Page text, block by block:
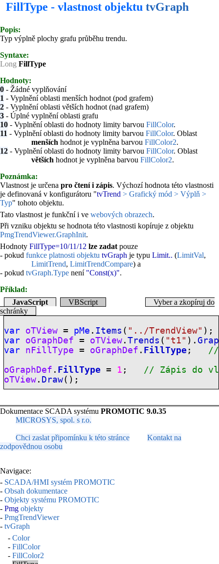
FillType - vlastnost objektu tvGraph
Popis:
Typ výplně plochy grafu průběhu trendu.
Syntaxe:
Long FillType
Hodnoty:
0 - Žádné vyplňování
1 - Vyplnění oblasti menších hodnot (pod grafem)
2 - Vyplnění oblasti větších hodnot (nad grafem)
3 - Úplné vyplnění oblasti grafu
10 - Vyplnění oblasti do hodnoty limity barvou FillColor.
11 - Vyplnění oblasti do hodnoty limity barvou FillColor. Oblast
menších hodnot je vyplněna barvou FillColor2.
12 - Vyplnění oblasti do hodnoty limity barvou FillColor. Oblast
větších hodnot je vyplněna barvou FillColor2.
Poznámka:
Vlastnost je určena pro čtení i zápis. Výchozí hodnota této vlastnosti
je definovaná v konfigurátoru "tvTrend > Grafický mód > Výplň >
Typ" tohoto objektu.
Tato vlastnost je funkční i ve webových obrazech.
Při vzniku objektu se hodnota této vlastnosti kopíruje z objektu
PmgTrendViewer.GraphInit.
Hodnoty FillType=10/11/12 lze zadat pouze
- pokud funkce platnosti objektu tvGraph je typu Limit.. (LimitVal,
LimitTrend, LimitTrendCompare) a
- pokud tvGraph.Type není "Const(x)".
Příklad:
JavaScript
VBScript
Vyber a zkopíruj do
schránky
var oTView = pMe . Items ( "../TrendView" );
var oGraphDef = oTView .Trends ( "t1" ).
var nFillType = oGraphDef . FillType ; //
oGraphDef . FillType = 1 ; // Zápis do
oTView . Draw();
Dokumentace SCADA systému PROMOTIC 9.0.35
MICROSYS, spol. s r.o.
Chci zaslat připomínku k této stránce
Kontakt na
zodpovědnou osobu
Navigace:
- SCADA/HMI systém PROMOTIC
- Obsah dokumentace
- Objekty systému PROMOTIC
- Pmg objekty
- PmgTrendViewer
- tvGraph
- Color
- FillColor
- FillColor2